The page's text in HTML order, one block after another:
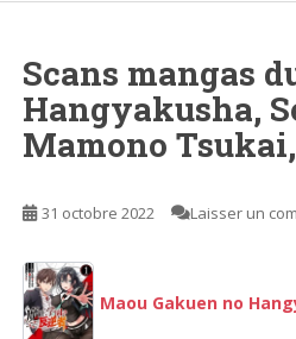
Scans mangas
Hangyakusha,
Mamono
31 octobre 2022 Laisser un
Maou Gakuen no